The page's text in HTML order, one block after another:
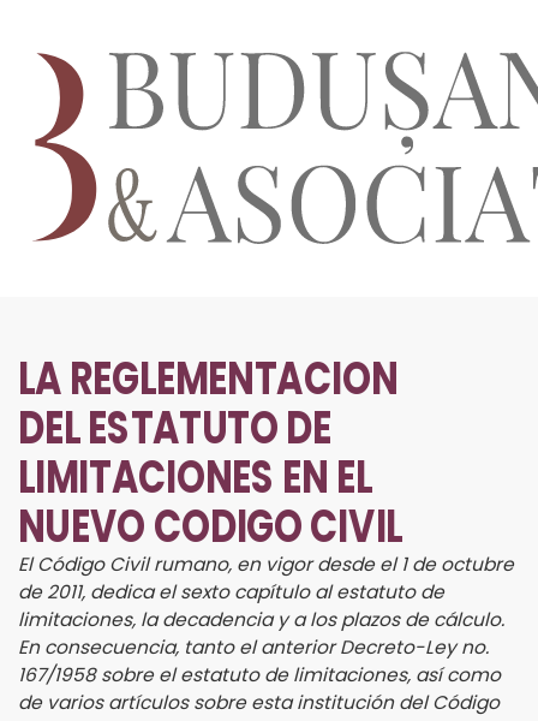
LA REGLEMENTACION
DEL ESTATUTO DE
LIMITACIONES EN EL
NUEVO CODIGO CIVIL
El Código Civil rumano, en vigor desde el 1 de octubre
de 2011, dedica el sexto capítulo al estatuto de
limitaciones, la decadencia y a los plazos de cálculo.
En consecuencia, tanto el anterior Decreto-Ley no.
167/1958 sobre el estatuto de limitaciones, así como
de varios artículos sobre esta institución del Código